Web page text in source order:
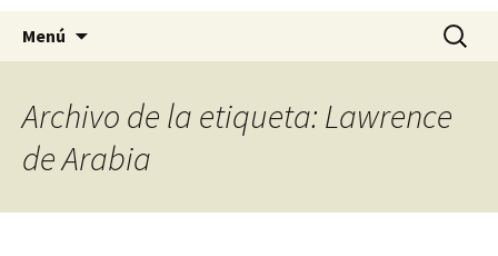
Menú Buscar:
Archivo de la etiqueta: Lawrence
de Arabia